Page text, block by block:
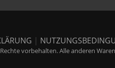
|
vorbehalten. Alle anderen